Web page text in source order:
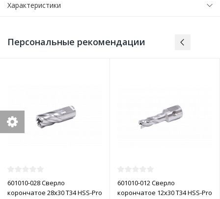
Характеристики
Персональные рекомендации
601010-028 Сверло
корончатое 28х30 T34 HSS-Pro
601010-012 Сверло
корончатое 12х30 T34 HSS-Pro